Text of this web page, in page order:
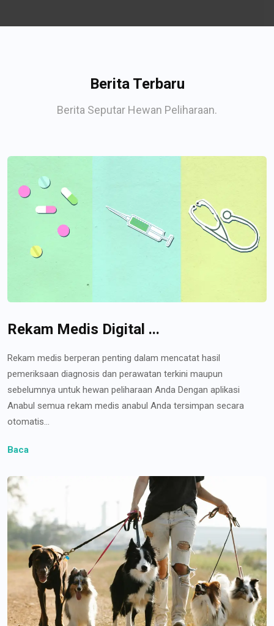
Berita Terbaru
Berita Seputar Hewan Peliharaan.
Rekam Medis Digital ...
Rekam medis berperan penting dalam mencatat hasil
pemeriksaan diagnosis dan perawatan terkini maupun
sebelumnya untuk hewan peliharaan Anda Dengan aplikasi
Anabul semua rekam medis anabul Anda tersimpan secara
otomatis...
Baca